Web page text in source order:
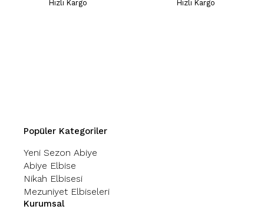
Hızlı Kargo Hızlı Kargo
Popüler Kategoriler
Yeni Sezon Abiye
Abiye Elbise
Nikah Elbisesi
Mezuniyet Elbiseleri
Kurumsal